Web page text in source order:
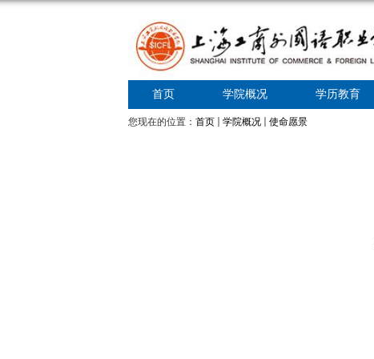
首页 学院概况 学历教育
您现在的位置： 首页 学院概况 使命愿景